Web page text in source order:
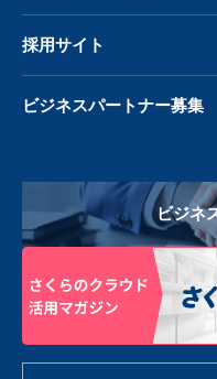
採用サイト
ビジネスパートナー募集
ビジネ